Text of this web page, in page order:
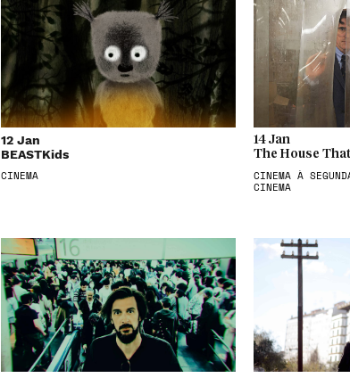
12 Jan
BEASTKids
CINEMA
14 Jan
The House
CINEMA À
CINEMA